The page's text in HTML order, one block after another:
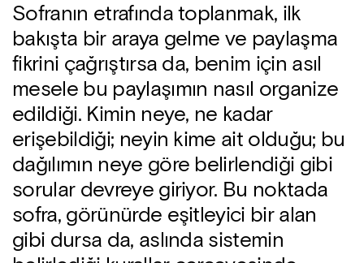
Sofranın etrafında toplanmak, ilk
bakışta bir araya gelme ve paylaşma
fikrini çağrıştırsa da, benim için asıl
mesele bu paylaşımın nasıl organize
edildiği. Kimin neye, ne kadar
erişebildiği; neyin kime ait olduğu; bu
dağılımın neye göre belirlendiği gibi
sorular devreye giriyor. Bu noktada
sofra, görünürde eşitleyici bir alan
gibi dursa da, aslında sistemin